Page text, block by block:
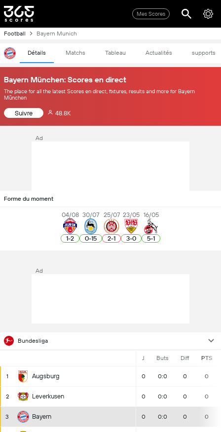
Mes Scores
Football Bayern Munich
Détails Matchs Tableau Actualités supports
Bayern München: Scores en direct
The place for all the latest Scores en direct, fixtures, results and more for Bayern
München
Suivre 48.8K
Ad
Forme du moment
04/08
1-2
30/07
0-15
25/07
2-1
23/05
3-0
16/05
5-1
Bundesliga
J Buts Diff PTS
1 Augsburg 0 0:0 0 0
2 Leverkusen 0 0:0 0 0
3 Bayern 0 0:0 0 0
Ad